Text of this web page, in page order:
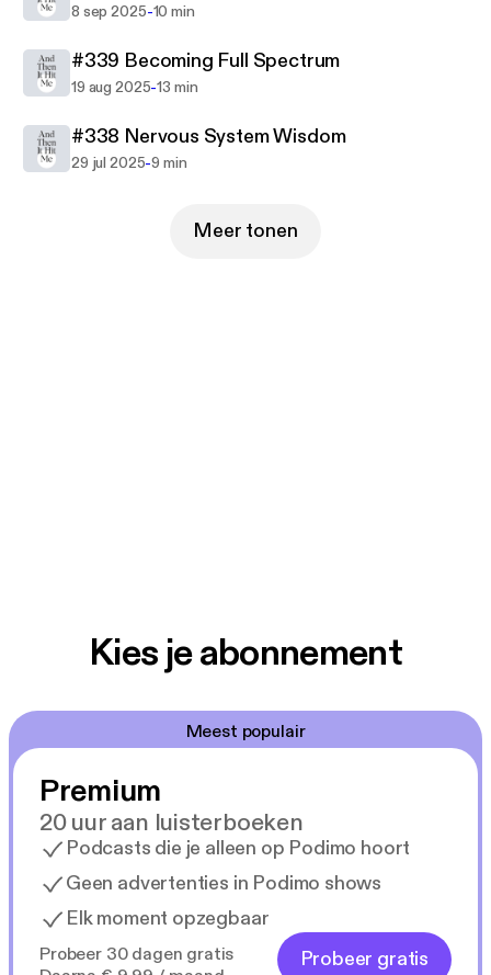
8 sep 2025-10 min
#339 Becoming Full Spectrum
19 aug 2025-13 min
#338 Nervous System Wisdom
29 jul 2025-9 min
Meer tonen
Kies je abonnement
Meest populair
Premium
20 uur aan luisterboeken
Podcasts die je alleen op Podimo hoort
Geen advertenties in Podimo shows
Elk moment opzegbaar
Probeer 30 dagen gratis
Probeer gratis